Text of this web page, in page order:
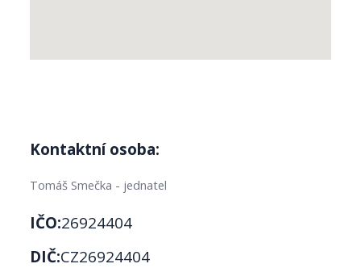
Kontaktní osoba:
Tomáš Smečka - jednatel
IČO:26924404
DIČ:CZ26924404